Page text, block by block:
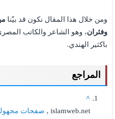
ومن خلال هذا المقال نكون قد بيّنا
وفئران، وهو الشاعر والكاتب
باكثير الهندي.
المراجع
^
islamweb.net ,
صفحات